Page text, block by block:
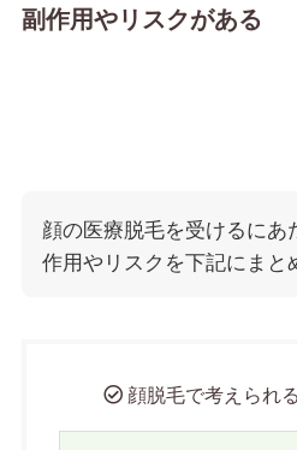
副作用やリスクがある
顔の医療脱毛を受けるに
作用やリスクを下記にまと
顔脱毛で考えられ